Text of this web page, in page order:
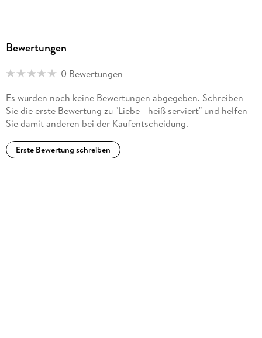
Bewertungen
0 Bewertungen
Es wurden noch keine Bewertungen abgegeben. Schreiben
Sie die erste Bewertung zu "Liebe - heiß serviert" und helfen
Sie damit anderen bei der Kaufentscheidung.
Erste Bewertung schreiben